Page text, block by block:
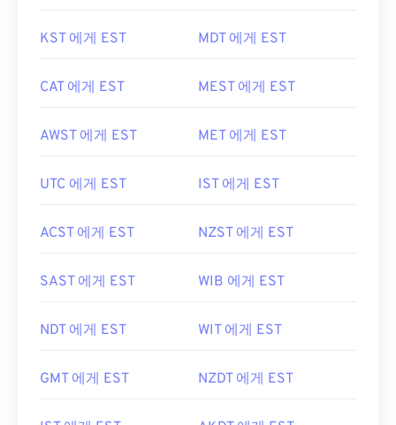
KST 에게 EST MDT 에게 EST
CAT 에게 EST MEST 에게 EST
AWST 에게 EST MET 에게 EST
UTC 에게 EST IST 에게 EST
ACST 에게 EST NZST 에게 EST
SAST 에게 EST WIB 에게 EST
NDT 에게 EST WIT 에게 EST
GMT 에게 EST NZDT 에게 EST